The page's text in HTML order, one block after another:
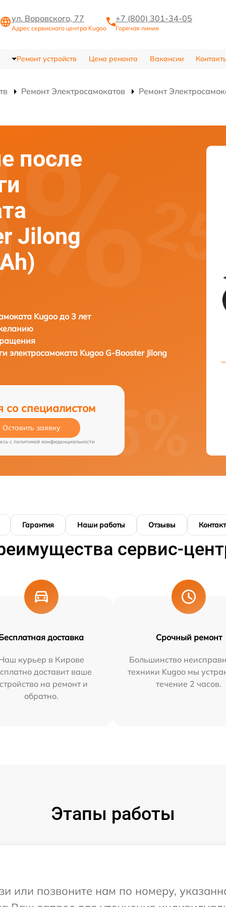
ул. Воровского, 77
Адрес сервисного центра Kugoo
+7 (800) 301-34-05
Горячая линия
Ремонт устройств Цена ремонта Вакансии
Ремонт Электросамокатов Ремонт
после
Jilong
Kugoo до 3 лет
электросамоката Kugoo G-Booster Jilong
со специалистом
Оставить заявку
c политикой конфиденциальности
Гарантия Наши работы Отзывы
сервис-
доставка
курьер в Кирове
доставит ваше
на ремонт и
обратно.
Срочный ремонт
Большинство
техники Kugoo мы
течение 2 часов.
Этапы работы
или позвоните нам по номеру,